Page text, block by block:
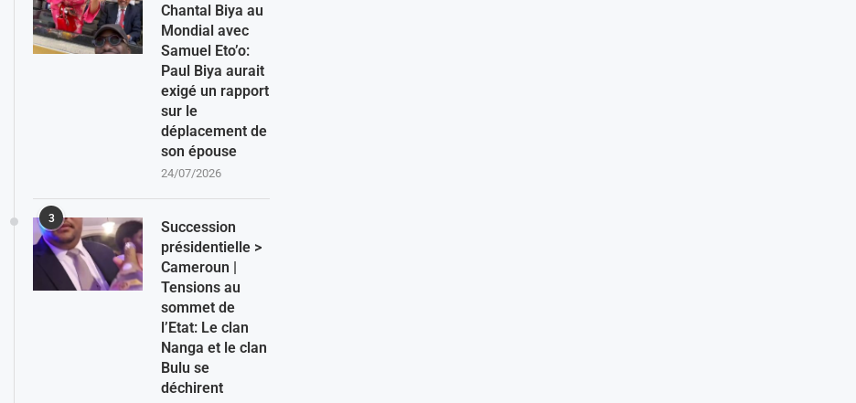
Chantal Biya au
Mondial avec
Samuel Eto’o:
Paul Biya aurait
exigé un rapport
sur le
déplacement de
son épouse
24/07/2026
3
Succession
présidentielle >
Cameroun |
Tensions au
sommet de
l’Etat: Le clan
Nanga et le clan
Bulu se
déchirent